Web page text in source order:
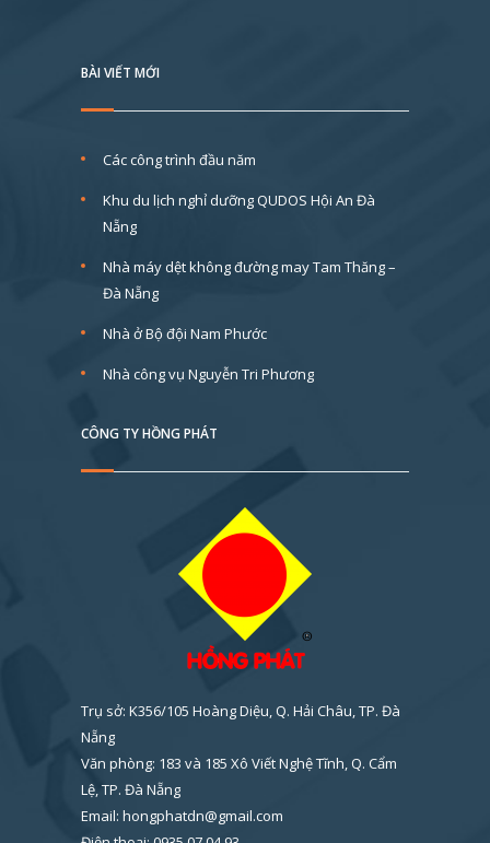
BÀI VIẾT MỚI
Các công trình đầu năm
Khu du lịch nghỉ dưỡng QUDOS Hội An Đà
Nẵng
Nhà máy dệt không đường may Tam Thăng –
Đà Nẵng
Nhà ở Bộ đội Nam Phước
Nhà công vụ Nguyễn Tri Phương
CÔNG TY HỒNG PHÁT
Trụ sở: K356/105 Hoàng Diệu, Q. Hải Châu, TP. Đà
Nẵng
Văn phòng: 183 và 185 Xô Viết Nghệ Tĩnh, Q. Cẩm
Lệ, TP. Đà Nẵng
Email: hongphatdn@gmail.com